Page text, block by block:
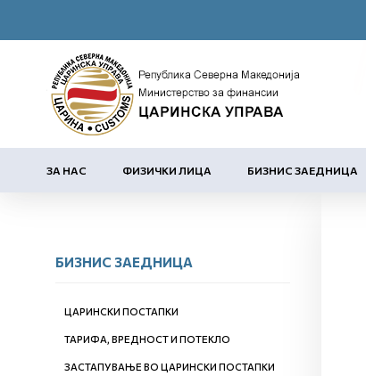
ЗА НАС ФИЗИЧКИ ЛИЦА БИЗНИС ЗАЕДНИЦА
БИЗНИС ЗАЕДНИЦА
ЦАРИНСКИ ПОСТАПКИ
ТАРИФА, ВРЕДНОСТ И ПОТЕКЛО
ЗАСТАПУВАЊЕ ВО ЦАРИНСКИ ПОСТАПКИ